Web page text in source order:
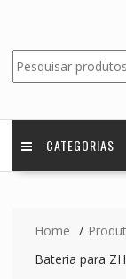
CATEGORIAS
Home
Bateria para